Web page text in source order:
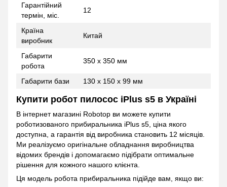
Гарантійний
термін, міс.
12
Країна
виробник
Китай
Габарити
робота
350 х 350 мм
Габарити бази 130 х 150 х 99 мм
Купити робот пилосос iPlus s5 в Україні
В інтернет магазині Robotop ви можете купити
роботизованого прибиральника iPlus s5, ціна якого
доступна, а гарантія від виробника становить 12 місяців.
Ми реалізуємо оригінальне обладнання виробництва
відомих брендів і допомагаємо підібрати оптимальне
рішення для кожного нашого клієнта.
Ця модель робота прибиральника підійде вам, якщо ви: